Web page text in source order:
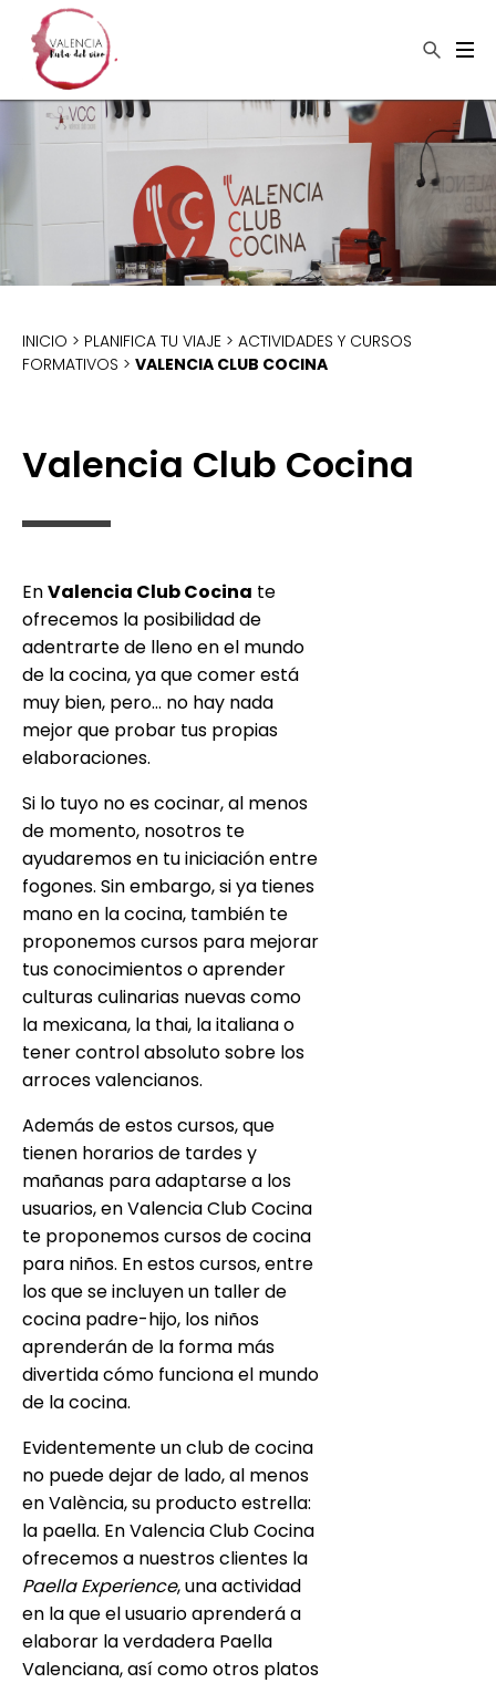
INICIO > PLANIFICA TU VIAJE > ACTIVIDADES Y CURSOS
FORMATIVOS > VALENCIA CLUB COCINA
Valencia Club Cocina
EnValencia Club Cocina te
ofrecemos la posibilidad de
adentrarte de lleno en el mundo
de la cocina, ya que comer está
muy bien, pero… no hay nada
mejor que probar tus propias
elaboraciones.
Si lo tuyo no es cocinar, al menos
de momento, nosotros te
ayudaremos en tu iniciación entre
fogones. Sin embargo, si ya tienes
mano en la cocina, también te
proponemos cursos para mejorar
tus conocimientos o aprender
culturas culinarias nuevas como
la mexicana, la thai, la italiana o
tener control absoluto sobre los
arroces valencianos.
Además de estos cursos, que
tienen horarios de tardes y
mañanas para adaptarse a los
usuarios, en Valencia Club Cocina
te proponemos cursos de cocina
para niños. En estos cursos, entre
los que se incluyen un taller de
cocina padre-hijo, los niños
aprenderán de la forma más
divertida cómo funciona el mundo
de la cocina.
Evidentemente un club de cocina
no puede dejar de lado, al menos
en València, su producto estrella:
la paella. En Valencia Club Cocina
ofrecemos a nuestros clientes la
Paella Experience, una actividad
en la que el usuario aprenderá a
elaborar la verdadera Paella
Valenciana, así como otros platos